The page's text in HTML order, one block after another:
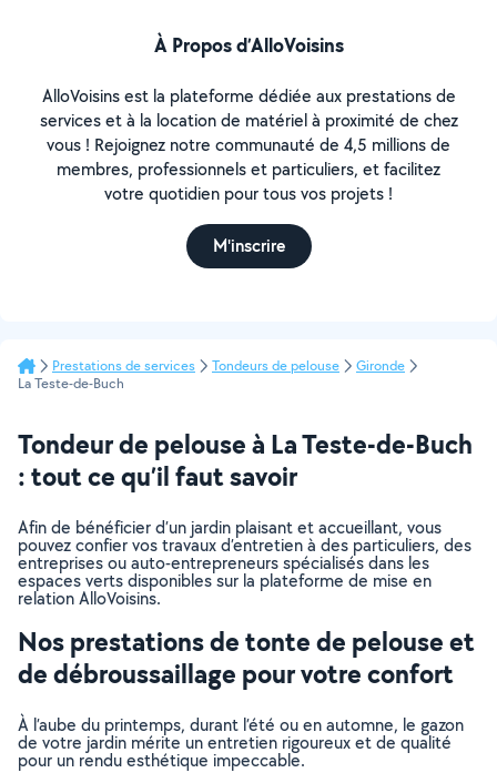
À Propos d’AlloVoisins
AlloVoisins est la plateforme dédiée aux prestations de
services et à la location de matériel à proximité de chez
vous ! Rejoignez notre communauté de 4,5 millions de
membres, professionnels et particuliers, et facilitez
votre quotidien pour tous vos projets !
M'inscrire
Prestations de services Tondeurs de pelouse
Gironde
La Teste-de-Buch
Tondeur de pelouse à La Teste-de-Buch
: tout ce qu’il faut savoir
Afin de bénéficier d’un jardin plaisant et accueillant, vous
pouvez confier vos travaux d’entretien à des particuliers, des
entreprises ou auto-entrepreneurs spécialisés dans les
espaces verts disponibles sur la plateforme de mise en
relation AlloVoisins.
Nos prestations de tonte de pelouse et
de débroussaillage pour votre confort
À l’aube du printemps, durant l’été ou en automne, le gazon
de votre jardin mérite un entretien rigoureux et de qualité
pour un rendu esthétique impeccable.